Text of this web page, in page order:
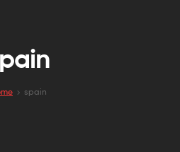
spain